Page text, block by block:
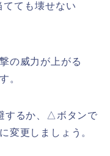
ても壊せない
の威力が上がる
。
するか、△ボタンで
変更しましょう。